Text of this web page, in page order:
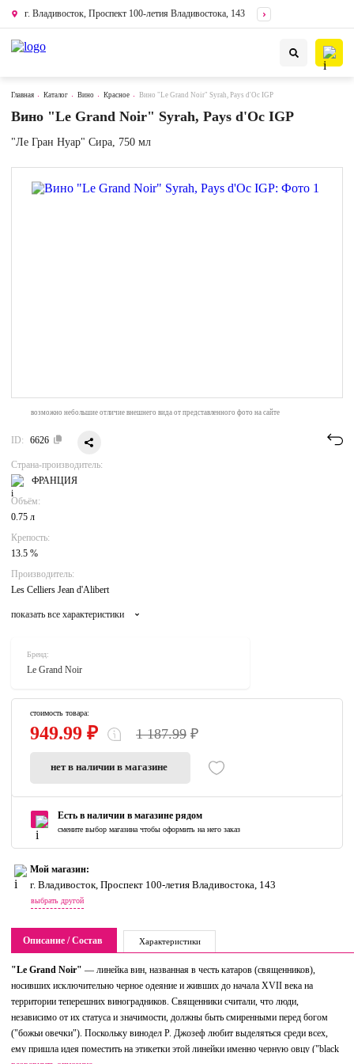
г. Владивосток, Проспект 100-летия Владивостока, 143
Главная Каталог Вино Красное Вино "Le Grand Noir" Syrah, Pays d'Oc IGP
Вино "Le Grand Noir" Syrah, Pays d'Oc IGP
"Ле Гран Нуар" Сира, 750 мл
возможно небольшие отличие внешнего вида от представленного фото на сайте
ID: 6626
Страна-производитель:
ФРАНЦИЯ
Объём:
0.75 л
Крепость:
13.5 %
Производитель:
Les Celliers Jean d'Alibert
показать все характеристики
Бренд:
Le Grand Noir
стоимость товара:
949.99 ₽ 1 187.99 ₽
нет в наличии в магазине
Есть в наличии в магазине рядом
смените выбор магазина чтобы оформить на него заказ
Мой магазин:
г. Владивосток, Проспект 100-летия Владивостока, 143
выбрать другой
Описание / Состав Характеристики
"Le Grand Noir" — линейка вин, названная в честь катаров (священников),
носивших исключительно черное одеяние и живших до начала XVII века на
территории теперешних виноградников. Священники считали, что люди,
независимо от их статуса и значимости, должны быть смиренными перед богом
("божьи овечки"). Поскольку винодел Р. Джозеф любит выделяться среди всех,
ему пришла идея поместить на этикетки этой линейки именно черную овцу ("black